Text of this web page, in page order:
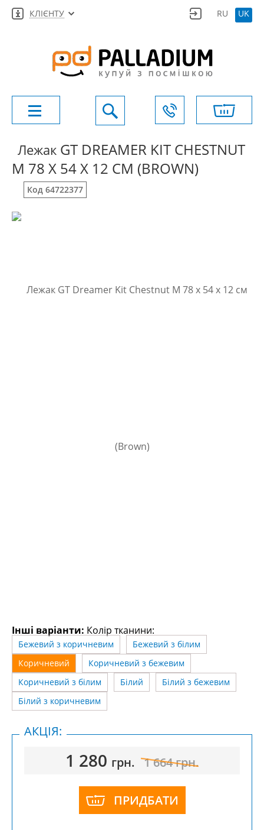
КЛІЄНТУ RU UK
Лежак GT DREAMER KIT CHESTNUT
M 78 X 54 X 12 СМ (BROWN)
Код 64722377
Інші варіанти: Колір тканини:
Бежевий з коричневим
Бежевий з білим
Коричневий
Коричневий з бежевим
Коричневий з білим
Білий
Білий з бежевим
Білий з коричневим
1 280 грн. 1 664грн.
ПРИДБАТИ
АКЦІЯ: